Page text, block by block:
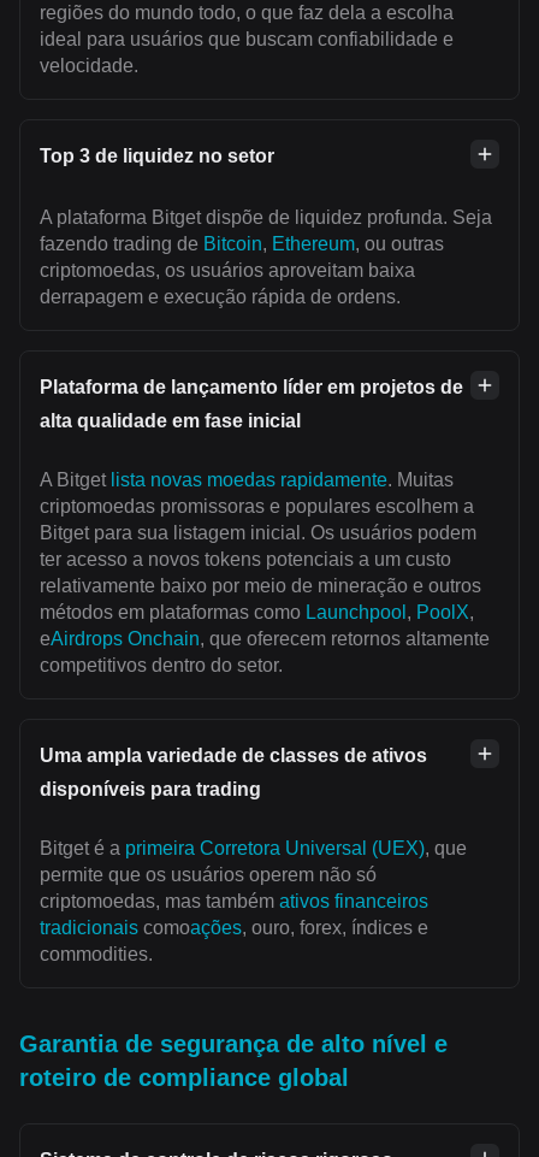
regiões do mundo todo, o que faz dela a escolha
ideal para usuários que buscam confiabilidade e
velocidade.
Top 3 de liquidez no setor
A plataforma Bitget dispõe de liquidez profunda. Seja
fazendo trading de Bitcoin, Ethereum, ou outras
criptomoedas, os usuários aproveitam baixa
derrapagem e execução rápida de ordens.
Plataforma de lançamento líder em projetos de
alta qualidade em fase inicial
A Bitget lista novas moedas rapidamente. Muitas
criptomoedas promissoras e populares escolhem a
Bitget para sua listagem inicial. Os usuários podem
ter acesso a novos tokens potenciais a um custo
relativamente baixo por meio de mineração e outros
métodos em plataformas como Launchpool , PoolX,
eAirdrops Onchain, que oferecem retornos altamente
competitivos dentro do setor.
Uma ampla variedade de classes de ativos
disponíveis para trading
Bitget é a primeira Corretora Universal (UEX), que
permite que os usuários operem não só
criptomoedas, mas também ativos financeiros
tradicionais comoações, ouro, forex, índices e
commodities.
Garantia de segurança de alto nível e
roteiro de compliance global